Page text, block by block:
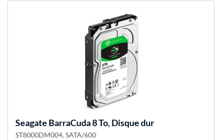
Seagate BarraCuda 8 To, Disque dur
ST8000DM004, SATA/600